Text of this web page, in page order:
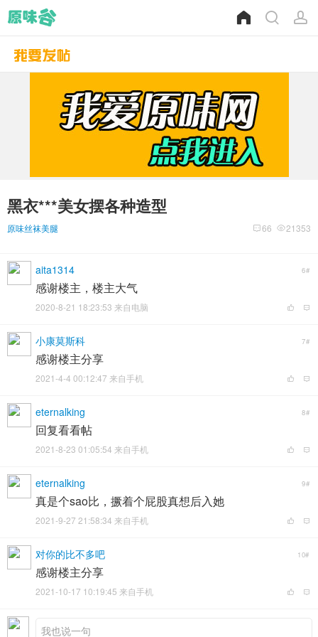
黑衣***美女摆各种造型
原味丝袜美腿 21353
66
aita1314 6#
感谢楼主，楼主大气
2020-8-21 18:23:53 来自电脑
小康莫斯科 7#
感谢楼主分享
2021-4-4 00:12:47 来自手机
eternalking 8#
回复看看帖
2021-8-23 01:05:54 来自手机
eternalking 9#
真是个sao比，撅着个屁股真想后入她
2021-9-27 21:58:34 来自手机
对你的比不多吧 10#
感谢楼主分享
2021-10-17 10:19:45 来自手机